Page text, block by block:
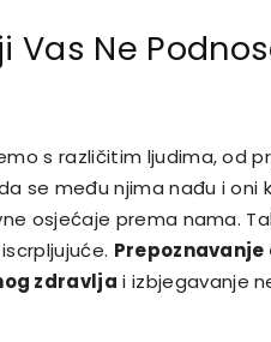
Vas Ne
s različitim ljudima, od
se među njima nađu i oni
osjećaje prema nama.
Prepoznavanje
zdravlja i izbjegavanje